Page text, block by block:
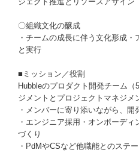
〇組織文化の醸成
・チームの成長に伴う文化形成
と実行
■ミッション／役割
Hubbleのプロダクト開発チーム
ジメントとプロジェクトマネジメ
・メンバーに寄り添いながら、
・エンジニア採用・オンボーデ
づくり
・PdMやCSなど他職能とのステ